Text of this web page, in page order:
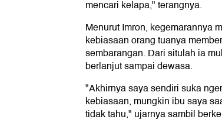
mencari kelapa," terangnya.
Menurut Imron, kegemarannya
kebiasaan orang tuanya
sembarangan. Dari situlah ia
berlanjut sampai dewasa.
"Akhirnya saya sendiri suka
kebiasaan, mungkin ibu saya
tidak tahu," ujarnya sambil